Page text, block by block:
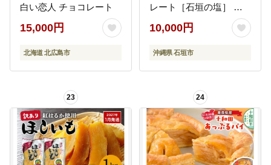
白い恋人 チョコレート
15,000円
北海道 北広島市
レート［石垣の塩］ ＆
ロイズ石垣島 石垣の塩
チョコレート【石垣の塩
使用】ROYCE' RC-002
10,000円
沖縄県 石垣市
23 24